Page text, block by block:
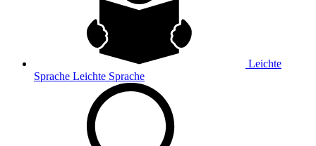
Leichte
Sprache Leichte Sprache